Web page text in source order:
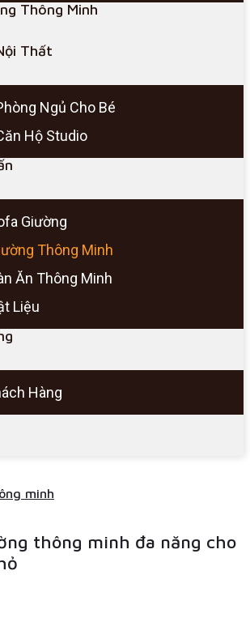
Thông Minh
Thất
Ngủ Cho Bé
Hộ Studio
Giường
Thông Minh
Ăn Thông Minh
Liệu
Hàng
minh
thông minh đa năng cho